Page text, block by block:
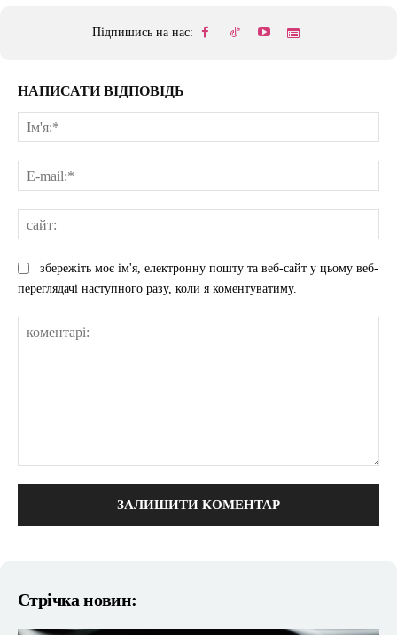
Підпишись на нас:
НАПИСАТИ ВІДПОВІДЬ
збережіть моє ім'я, електронну пошту та веб-сайт у цьому веб-
переглядачі наступного разу, коли я коментуватиму.
Стрічка новин: